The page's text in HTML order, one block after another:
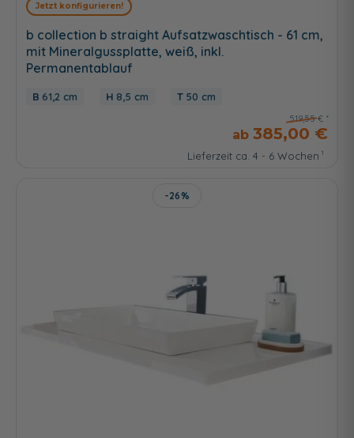
Jetzt konfigurieren!
b collection b straight Aufsatzwaschtisch - 61 cm,
mit Mineralgussplatte, weiß, inkl.
Permanentablauf
61,2 cm 8,5 cm 50 cm
519,55 €
385,00 €
Lieferzeit ca. 4 - 6 Wochen
-26%